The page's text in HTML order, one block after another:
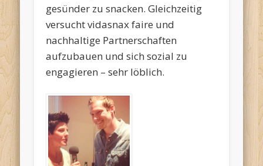
gesünder zu snacken. Gleichzeitig
versucht vidasnax faire und
nachhaltige Partnerschaften
aufzubauen und sich sozial zu
engagieren – sehr löblich.